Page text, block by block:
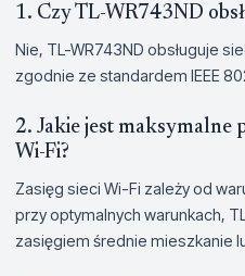
1. Czy TL-WR743ND
Nie, TL-WR743ND obsługuje
zgodnie ze standardem IEEE
2. Jakie jest maksymalne
Wi-Fi?
Zasięg sieci Wi-Fi zależy od
przy optymalnych warunkach,
zasięgiem średnie mieszkanie